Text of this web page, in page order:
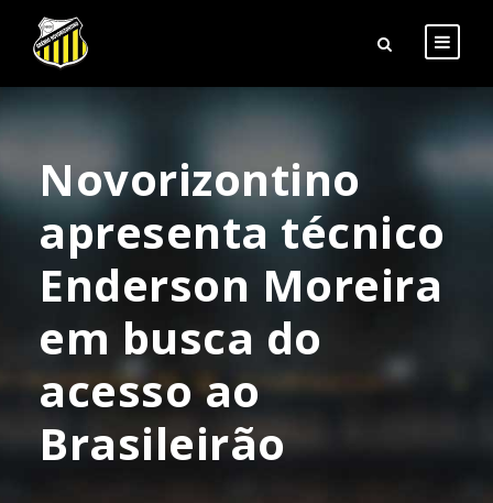
Novorizontino
apresenta técnico
Enderson Moreira
em busca do
acesso ao
Brasileirão